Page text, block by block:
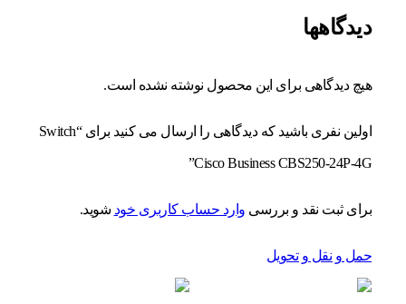
دیدگاهها
هیچ دیدگاهی برای این محصول نوشته نشده است.
اولین نفری باشید که دیدگاهی را ارسال می کنید برای “Switch
Cisco Business CBS250-24P-4G”
برای ثبت نقد و بررسی وارد حساب کاربری خود شوید.
حمل و نقل و تحویل